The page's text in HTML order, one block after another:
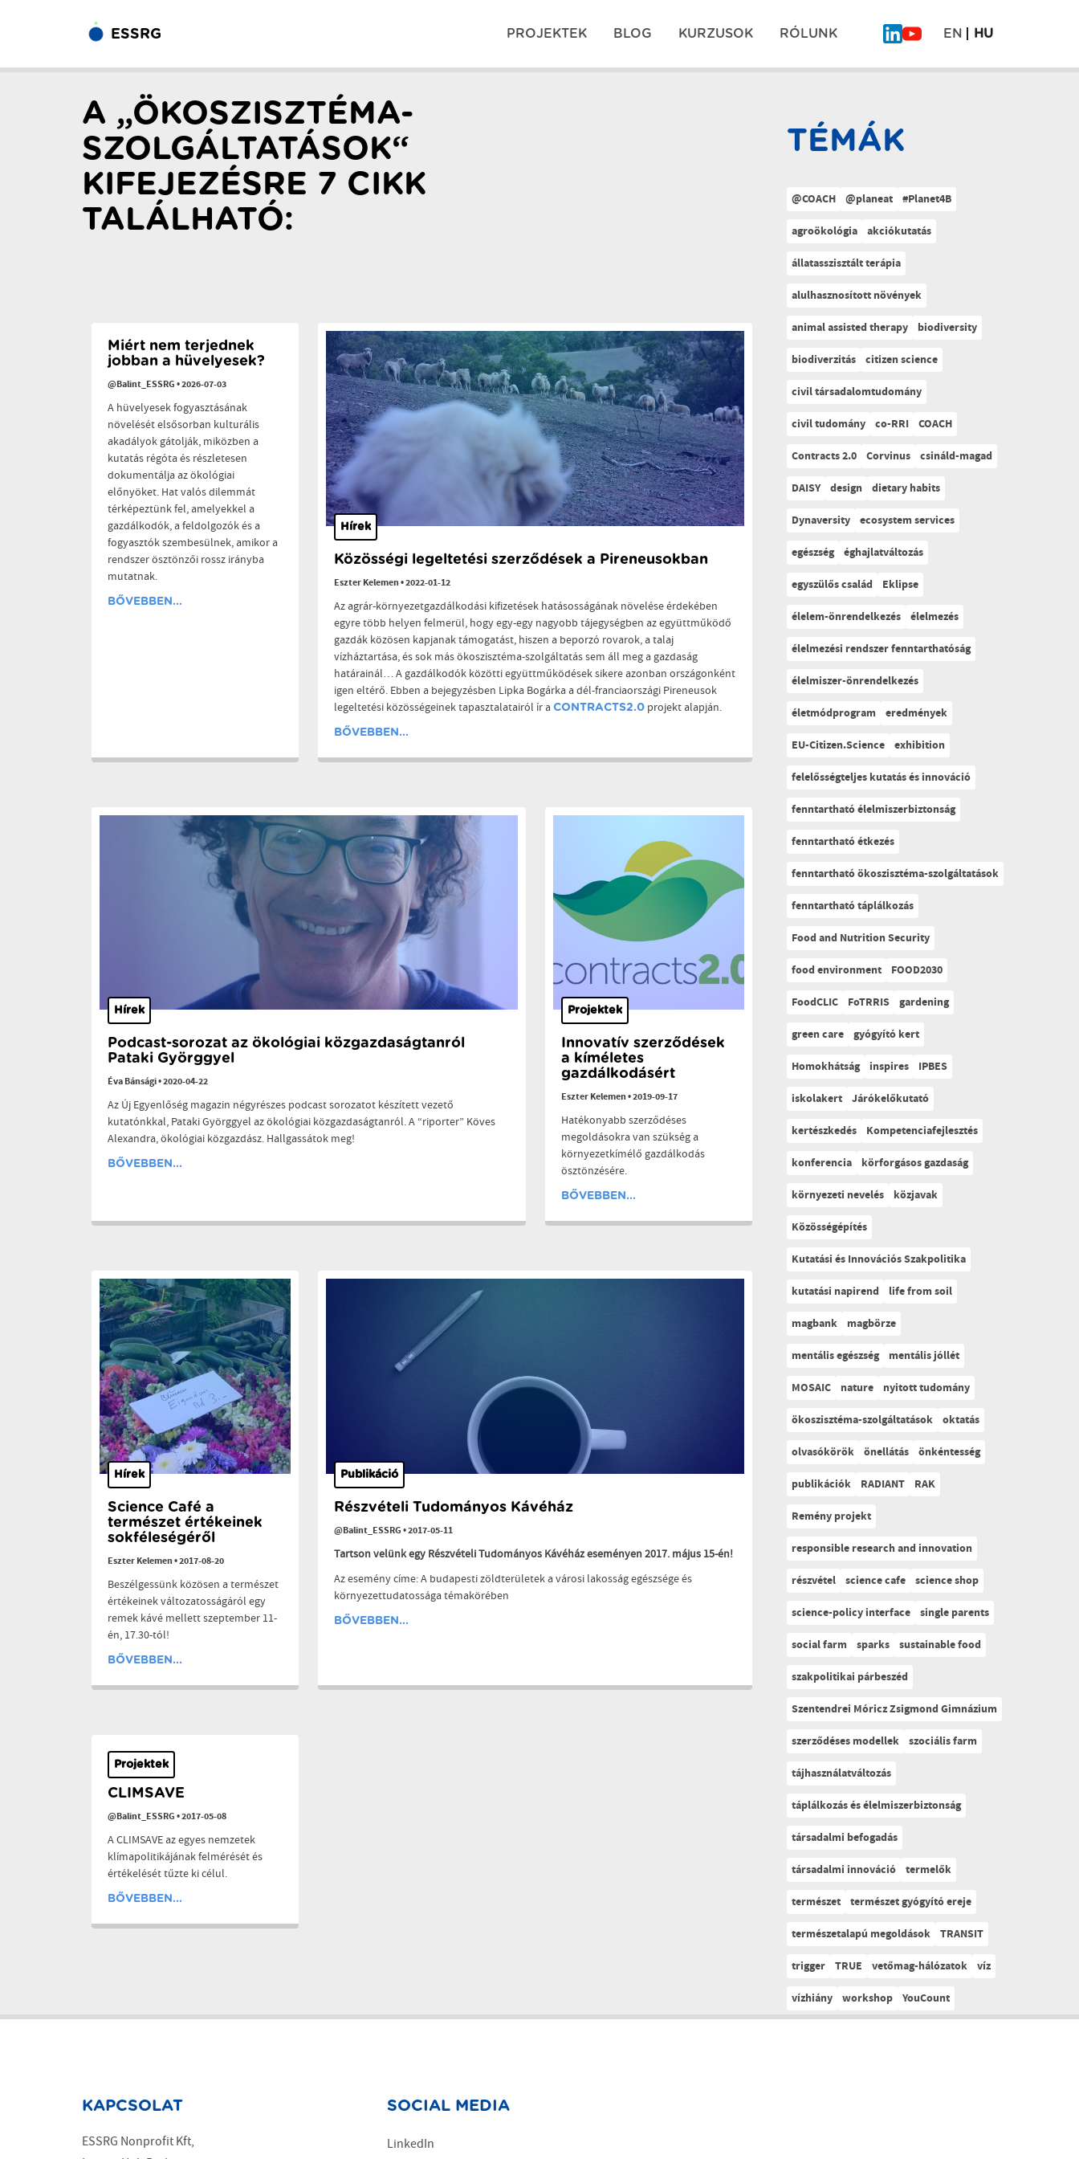
ESSRG PROJEKTEK BLOG KURZUSOK RÓLUNK EN HU
TÉMÁK
@COACH @planeat
#Planet4B
agroökológia
akciókutatás
állatasszisztált terápia
alulhasznosított növények
animal assisted therapy
biodiversity
biodiverzitás
citizen science
civil társadalomtudomány
civil tudomány
co-RRI
COACH
Contracts 2.0
Corvinus
csináld-magad
DAISY
design
dietary habits
Dynaversity
ecosystem services
egészség
éghajlatváltozás
egyszülős család
Eklipse
élelem-önrendelkezés
élelmezés
élelmezési rendszer fenntarthatóság
élelmiszer-önrendelkezés
életmódprogram
eredmények
EU-Citizen.Science
exhibition
felelősségteljes kutatás és innováció
fenntartható élelmiszerbiztonság
fenntartható étkezés
fenntartható ökoszisztéma-szolgáltatások
fenntartható táplálkozás
Food and Nutrition Security
food environment
FOOD2030
FoodCLIC
FoTRRIS
gardening
green care
gyógyító kert
Homokhátság
inspires
IPBES
iskolakert
Járókelőkutató
kertészkedés
Kompetenciafejlesztés
konferencia
körforgásos gazdaság
környezeti nevelés
közjavak
Közösségépítés
Kutatási és Innovációs Szakpolitika
kutatási napirend
life from soil
magbank
magbörze
mentális egészség
mentális jóllét
MOSAIC
nature
nyitott tudomány
ökoszisztéma-szolgáltatások
oktatás
olvasókörök
önellátás
önkéntesség
publikációk
RADIANT
RAK
Remény projekt
responsible research and innovation
részvétel
science cafe
science shop
science-policy interface
single parents
social farm
sparks
sustainable food
szakpolitikai párbeszéd
Szentendrei Móricz Zsigmond Gimnázium
szerződéses modellek
szociális farm
tájhasználatváltozás
táplálkozás és élelmiszerbiztonság
társadalmi befogadás
társadalmi innováció
termelők
természet
természet gyógyító ereje
természetalapú megoldások
TRANSIT
trigger
TRUE vetőmag-hálózatok
víz
vízhiány
workshop YouCount
A „ÖKOSZISZTÉMA-
SZOLGÁLTATÁSOK“
KIFEJEZÉSRE 7 CIKK
TALÁLHATÓ:
Miért nem terjednek
jobban a hüvelyesek?
@Balint_ESSRG•2026-07-03
A hüvelyesek fogyasztásának
növelését elsősorban kulturális
akadályok gátolják, miközben a
kutatás régóta és részletesen
dokumentálja az ökológiai
előnyöket. Hat valós dilemmát
térképeztünk fel, amelyekkel a
gazdálkodók, a feldolgozók és a
fogyasztók szembesülnek, amikor a
rendszer ösztönzői rossz irányba
mutatnak.
BŐVEBBEN...
Hírek
Közösségi legeltetési szerződések a Pireneusokban
Eszter Kelemen•2022-01-12
Az agrár-környezetgazdálkodási kifizetések hatásosságának növelése érdekében
egyre több helyen felmerül, hogy egy-egy nagyobb tájegységben az együttműködő
gazdák közösen kapjanak támogatást, hiszen a beporzó rovarok, a talaj
vízháztartása, és sok más ökoszisztéma-szolgáltatás sem áll meg a gazdaság
határainál… A gazdálkodók közötti együttműködések sikere azonban országonként
igen eltérő. Ebben a bejegyzésben Lipka Bogárka a dél-franciaországi Pireneusok
legeltetési közösségeinek tapasztalatairól ír aCONTRACTS2.0 projekt alapján.
BŐVEBBEN...
Hírek
Podcast-sorozat az ökológiai közgazdaságtanról
Pataki Györggyel
Éva Bánsági•2020-04-22
Az Új Egyenlőség magazin négyrészes podcast sorozatot készített vezető
kutatónkkal, Pataki Györggyel az ökológiai közgazdaságtanról. A “riporter” Köves
Alexandra, ökológiai közgazdász. Hallgassátok meg!
BŐVEBBEN...
Projektek
Innovatív szerződések
a kíméletes
gazdálkodásért
Eszter Kelemen•2019-09-17
Hatékonyabb szerződéses
megoldásokra van szükség a
környezetkímélő gazdálkodás
ösztönzésére.
BŐVEBBEN...
Hírek
Science Café a
természet értékeinek
sokféleségéről
Eszter Kelemen•2017-08-20
Beszélgessünk közösen a természet
értékeinek változatosságáról egy
remek kávé mellett szeptember 11-
én, 17.30-tól!
BŐVEBBEN...
Publikáció
Részvételi Tudományos Kávéház
@Balint_ESSRG•2017-05-11
Tartson velünk egy Részvételi Tudományos Kávéház eseményen 2017. május 15-én!
Az esemény címe: A budapesti zöldterületek a városi lakosság egészsége és
környezettudatossága témakörében
BŐVEBBEN...
Projektek
CLIMSAVE
@Balint_ESSRG•2017-05-08
A CLIMSAVE az egyes nemzetek
klímapolitikájának felmérését és
értékelését tűzte ki célul.
BŐVEBBEN...
KAPCSOLAT
ESSRG Nonprofit Kft,
SOCIAL MEDIA
LinkedIn